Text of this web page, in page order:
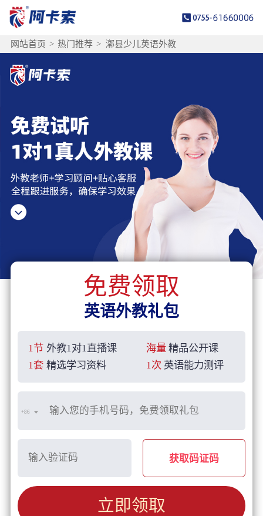
网站首页 > 热门推荐 > 漷县少儿英语外教
免费领取
英语外教礼包
1节 外教1对1直播课 海量 精品公开课
1套 精选学习资料 1次 英语能力测评
+86
获取码证码
立即领取